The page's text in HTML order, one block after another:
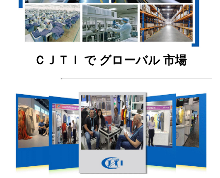
ＣＪＴＩ で グローバル 市場